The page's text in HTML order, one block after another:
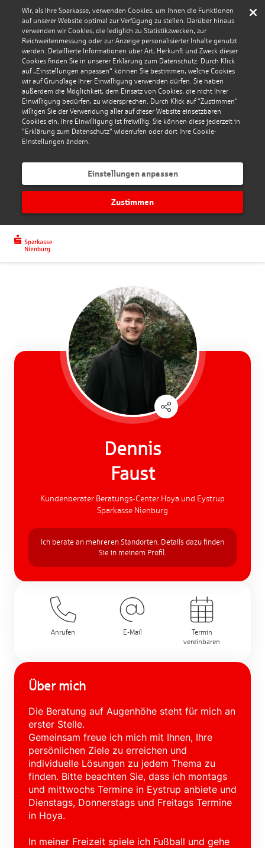
Wir, als Ihre Sparkasse, verwenden Cookies, um Ihnen die Funktionen
auf unserer Website optimal zur Verfügung zu stellen. Darüber hinaus
verwenden wir Cookies, die lediglich zu Statistikzwecken, zur
Reichweitenmessung oder zur Anzeige personalisierter Inhalte genutzt
werden. Detaillierte Informationen über Art, Herkunft und Zweck dieser
Cookies finden Sie in unserer Erklärung zum Datenschutz. Durch Klick
auf „Einstellungen anpassen“ können Sie bestimmen, welche Cookies
wir auf Grundlage Ihrer Einwilligung verwenden dürfen. Sie haben
außerdem die Möglichkeit, dem Einsatz von Cookies, die nicht Ihrer
Einwilligung bedürfen, zu widersprechen. Durch Klick auf “Zustimmen“
willigen Sie der Verwendung aller auf dieser Website einsetzbaren
Cookies ein. Ihre Einwilligung ist freiwillig. Sie können diese jederzeit in
"Erklärung zum Datenschutz" widerrufen oder dort Ihre Cookie-
Einstellungen ändern.
Einstellungen anpassen
Zustimmen
Dennis
Faust
Kundenberater Beratungs-Center Hoya und Eystrup
Sparkasse Nienburg
Ich berate an mehreren Standorten. Details dazu finden
Sie in meinem Profil.
Anrufen E-Mail
Termin
vereinbaren
Über mich
Die Beratung auf Augenhöhe steht für mich an
erster Stelle.
Gemeinsam freue ich mich mit Ihnen, Ihre
persönlichen Ziele zu erreichen und
individuelle Lösungen zu jedem Thema zu
finden. Bitte beachten Sie, dass ich montags
und mittwochs Termine in Eystrup anbiete und
Dienstags, Donnerstags und Freitags Termine
in Hoya.
In meiner Freizeit spiele ich Fußball und gehe